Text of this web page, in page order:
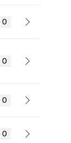
(nv) 0
(nv) 0
(nv) 0
(nv) 0